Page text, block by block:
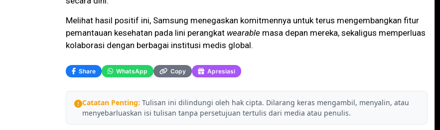
Melihat hasil positif ini, Samsung menegaskan komitmennya untuk terus mengembangkan fitur
pemantauan kesehatan pada lini perangkat wearable masa depan mereka, sekaligus memperluas
kolaborasi dengan berbagai institusi medis global.
Share WhatsApp Copy Apresiasi
Catatan Penting: Tulisan ini dilindungi oleh hak cipta. Dilarang keras mengambil, menyalin, atau
menyebarluaskan isi tulisan tanpa persetujuan tertulis dari media atau penulis.